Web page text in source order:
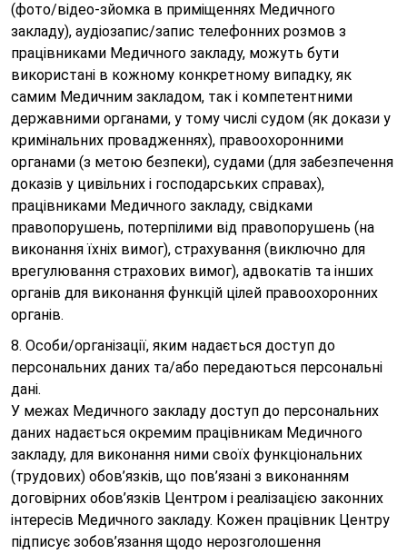
(фото/відео-зйомка в приміщеннях Медичного
закладу), аудіозапис/запис телефонних розмов з
працівниками Медичного закладу, можуть бути
використані в кожному конкретному випадку, як
самим Медичним закладом, так і компетентними
державними органами, у тому числі судом (як докази у
кримінальних провадженнях), правоохоронними
органами (з метою безпеки), судами (для забезпечення
доказів у цивільних і господарських справах),
працівниками Медичного закладу, свідками
правопорушень, потерпілими від правопорушень (на
виконання їхніх вимог), страхування (виключно для
врегулювання страхових вимог), адвокатів та інших
органів для виконання функцій цілей правоохоронних
органів.
8. Особи/організації, яким надається доступ до
персональних даних та/або передаються персональні
дані.
У межах Медичного закладу доступ до персональних
даних надається окремим працівникам Медичного
закладу, для виконання ними своїх функціональних
(трудових) обов’язків, що пов’язані з виконанням
договірних обов’язків Центром і реалізацією законних
інтересів Медичного закладу. Кожен працівник Центру
підписує зобов’язання щодо нерозголошення